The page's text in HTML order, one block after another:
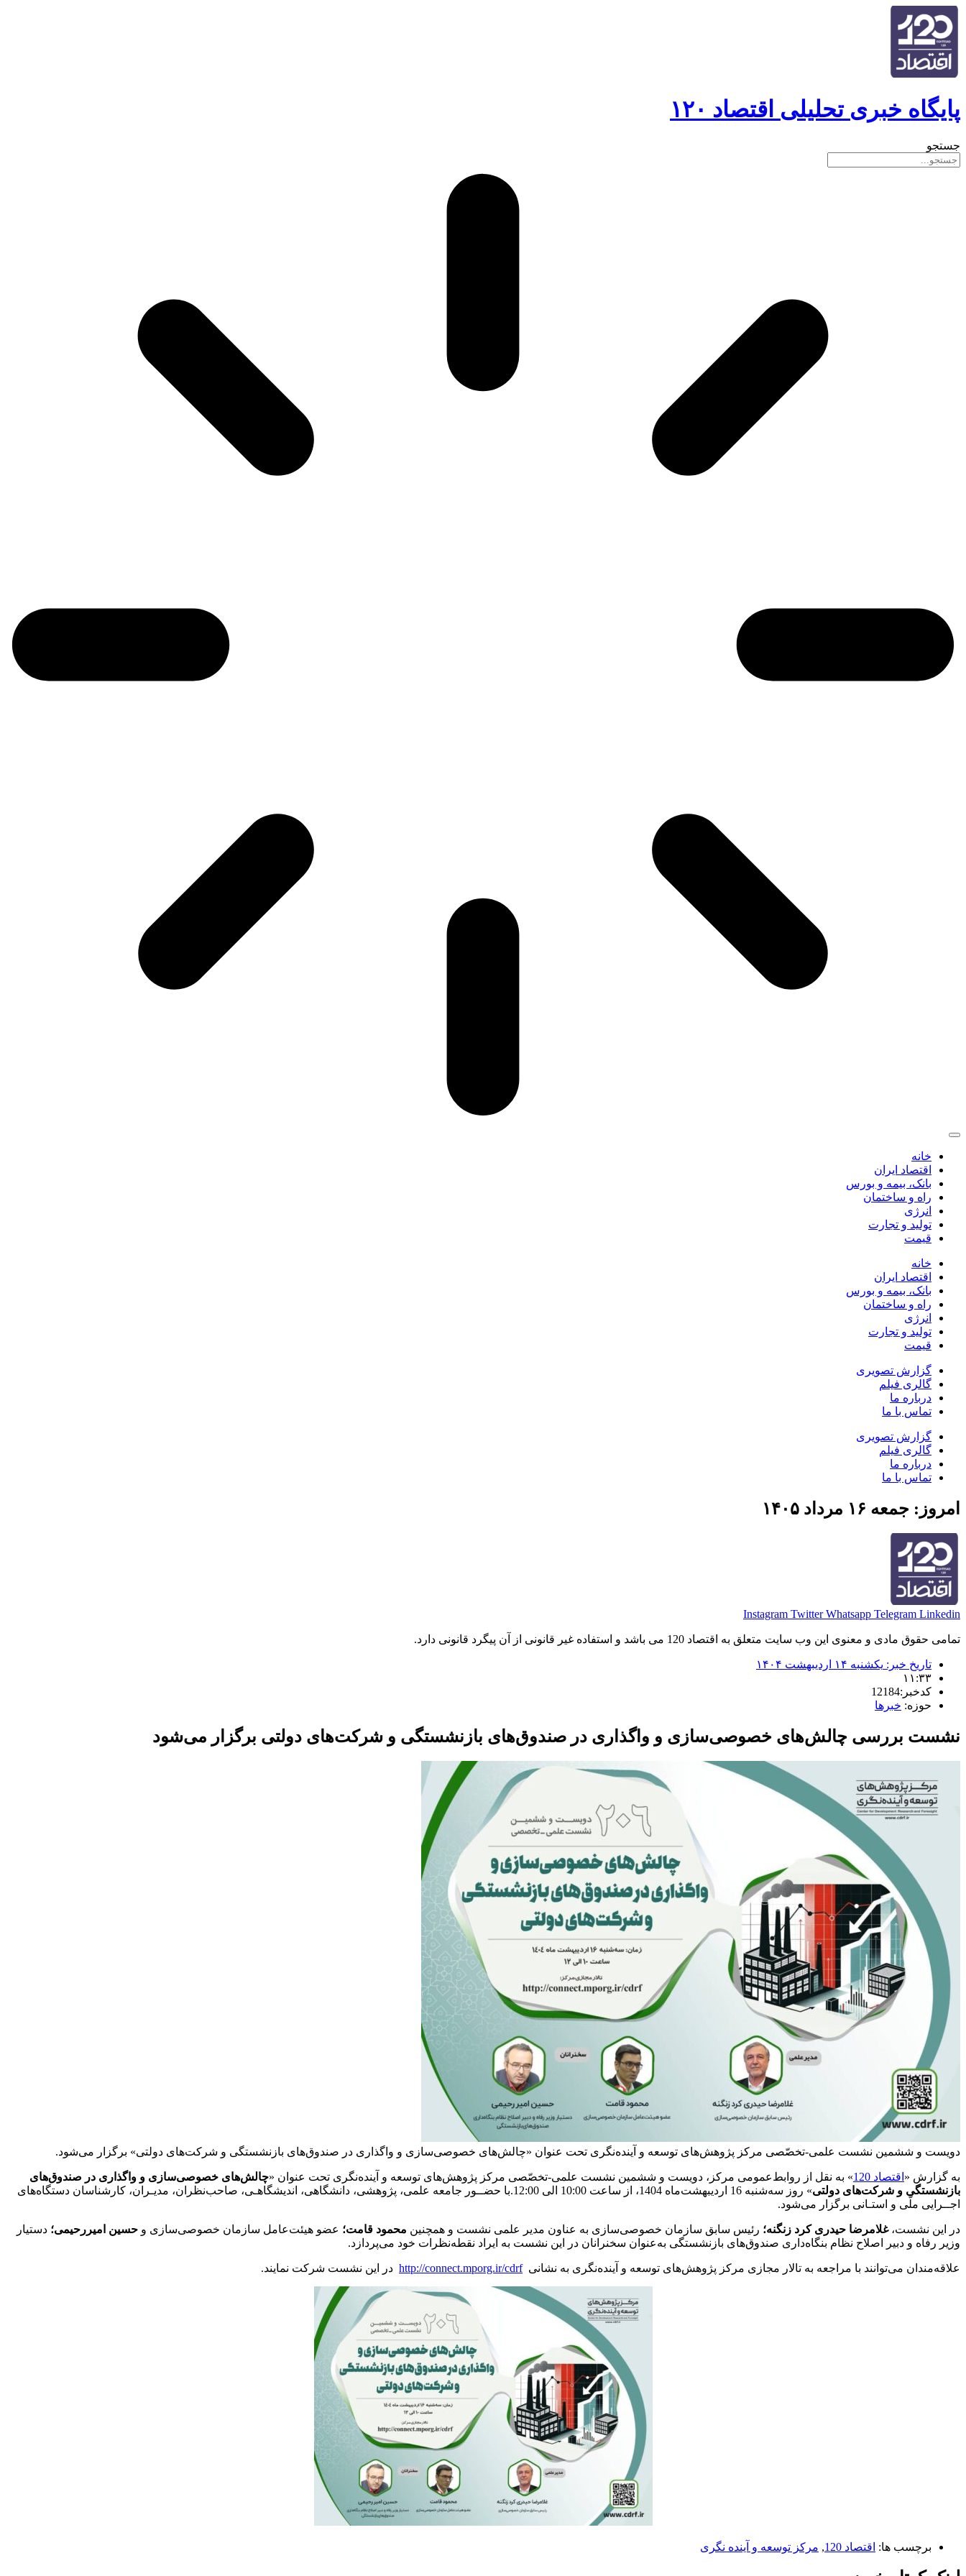
پایگاه خبری تحلیلی اقتصاد ۱۲۰
جستجو
خانه
اقتصاد ایران
بانک، بیمه و بورس
راه و ساختمان
انرژی
تولید و تجارت
قیمت
خانه
اقتصاد ایران
بانک، بیمه و بورس
راه و ساختمان
انرژی
تولید و تجارت
قیمت
گزارش تصویری
گالری فیلم
درباره ما
تماس با ما
گزارش تصویری
گالری فیلم
درباره ما
تماس با ما
امروز: جمعه ۱۶ مرداد ۱۴۰۵
Instagram Twitter Whatsapp Telegram Linkedin
تمامی حقوق مادی و معنوی این وب سایت متعلق به اقتصاد 120 می باشد و استفاده غیر قانونی از آن پیگرد قانونی دارد.
تاریخ خبر: یکشنبه ۱۴ اردیبهشت ۱۴۰۴
۱۱:۳۳
کدخبر:12184
حوزه: خبرها
نشست بررسی چالش‌های خصوصی‌سازی و واگذاری در صندوق‌های بازنشستگی و شرکت‌های دولتی برگزار می‌شود
دویست و ششمین نشست علمی-تخصّصی مرکز پژوهش‌های توسعه و آینده‌نگری تحت عنوان «چالش‌های خصوصی‌سازی و واگذاری در صندوق‌های بازنشستگی و شرکت‌های دولتی» برگزار می‌شود.
به گزارش « اقتصاد 120 » به نقل از روابط‌عمومی مرکز، دویست و ششمین نشست علمی-تخصّصی مرکز پژوهش‌های توسعه و آینده‌نگری تحت عنوان «چالش‌های خصوصی‌سازی و واگذاری در صندوق‌های
بازنشستگی و شرکت‌های دولتی
» روز سه‌شنبه 16 اردیبهشت‌ماه 1404، از ساعت 10:00 الی 12:00.با حضــور جامعه علمی، پژوهشی، دانشگاهی، اندیشگاهـی، صاحب‌نظران، مدیـران، کارشناسان دستگاه‌های
اجــرایی ملّی و استـانی برگزار می‌شود.
در این نشست،غلامرضا حیدری کرد زنگنه؛ رئیس سابق سازمان خصوصی‌سازی به عناون مدیر علمی نشست و همچنین محمود قامت؛ عضو هیئت‌عامل سازمان خصوصی‌سازی و حسین امیررحیمی؛ دستیار
وزیر رفاه و دبیر اصلاح نظام بنگاه‌داری صندوق‌های بازنشستگی به‌‌عنوان سخنرانان در این نشست به ایراد نقطه‌نظرات خود می‌پردازد.
علاقه‌مندان می‌توانند با مراجعه به تالار مجازی مرکز پژوهش‌های توسعه و آینده‌نگری به نشانیhttp://connect.mporg.ir/cdrf در این نشست شرکت نمایند.
برچسب ها: اقتصاد 120 , مرکز توسعه و آینده نگری